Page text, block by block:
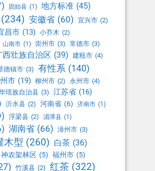
固始县 (1) 地方标准 (45)
(234) 安徽省 (60) 宜兴市 (2)
昌市 (13) 小乔木 (2)
山南市 (1) 崇州市 (3) 常德市 (3)
西壮族自治区 (39) 建瓯市 (4)
德镇市 (3) 有性系 (140)
市 (19) 柳州市 (2) 永州市 (4)
瑶族自治县 (3) 江苏省 (16)
沂水县 (2) 河南省 (6) 济南市 (1)
浮梁县 (2) 湄潭县 (1)
湖南省 (66) 漳州市 (3)
木型 (260) 白茶 (36)
神农架林区 (5) 福州市 (5)
竹溪县 (2) 红茶 (322)